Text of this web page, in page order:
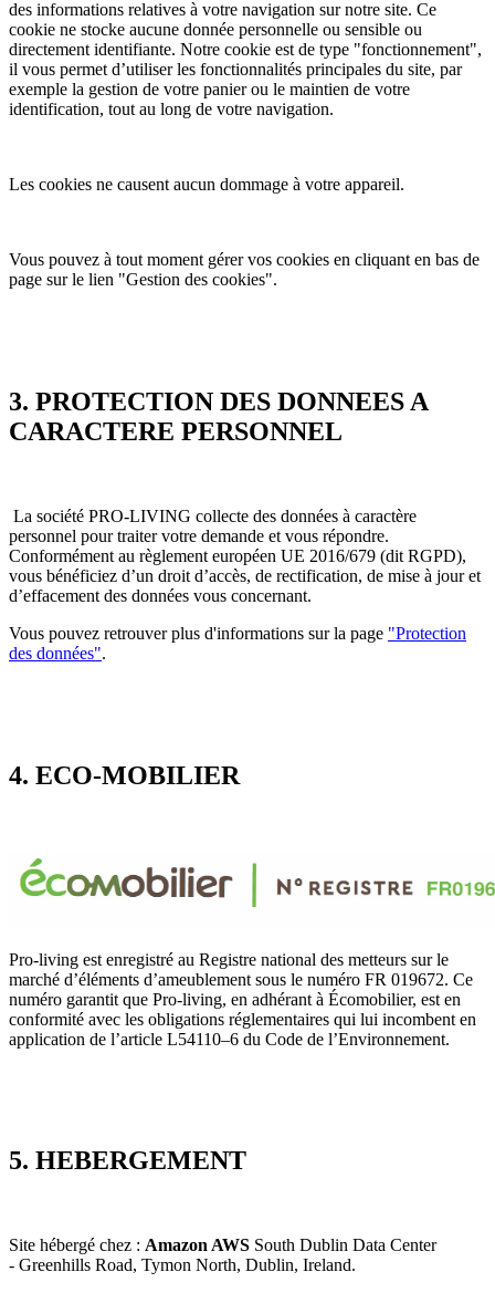
des informations relatives à votre navigation sur notre site. Ce
cookie ne stocke aucune donnée personnelle ou sensible ou
directement identifiante. Notre cookie est de type "fonctionnement",
il vous permet d’utiliser les fonctionnalités principales du site, par
exemple la gestion de votre panier ou le maintien de votre
identification, tout au long de votre navigation.
Les cookies ne causent aucun dommage à votre appareil.
Vous pouvez à tout moment gérer vos cookies en cliquant en bas de
page sur le lien "Gestion des cookies".
3. PROTECTION DES DONNEES A
CARACTERE PERSONNEL
La société PRO-LIVING collecte des données à caractère
personnel pour traiter votre demande et vous répondre.
Conformément au règlement européen UE 2016/679 (dit RGPD),
vous bénéficiez d’un droit d’accès, de rectification, de mise à jour et
d’effacement des données vous concernant.
Vous pouvez retrouver plus d'informations sur la page "Protection
des données".
4. ECO-MOBILIER
Pro-living est enregistré au Registre national des metteurs sur le
marché d’éléments d’ameublement sous le numéro FR 019672. Ce
numéro garantit que Pro-living, en adhérant à Écomobilier, est en
conformité avec les obligations réglementaires qui lui incombent en
application de l’article L54110–6 du Code de l’Environnement.
5. HEBERGEMENT
Site hébergé chez : Amazon AWS South Dublin Data Center
- Greenhills Road, Tymon North, Dublin, Ireland.